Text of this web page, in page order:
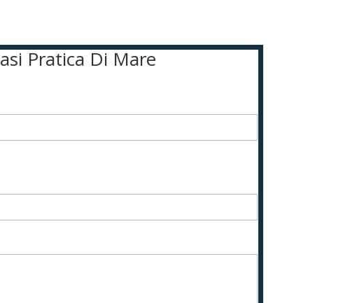
Pratica Di Mare